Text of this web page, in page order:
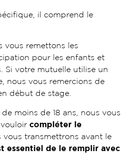
il comprend le
vous remettons les
pour les enfants et
Si votre mutuelle utilise un
nous vous remercions de
début de stage.
moins de 18 ans, nous vous
vouloircompléter le
vous transmettrons avant le
essentiel de le remplir avec